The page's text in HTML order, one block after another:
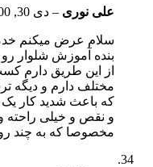
علی نوری – دی 30, 1400
سلام عرض میکنم
بنده آموزش شلوار
از این طریق دارم
مختلف دارم و دیگه
که باعث شدید کار یک
و نقص و خیلی راحته
مخصوصا که به چند